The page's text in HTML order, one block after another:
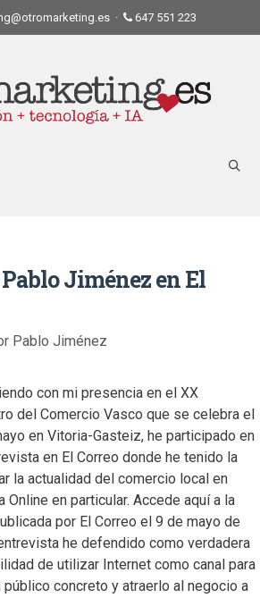
· 647 551 223
Jiménez en El
Pablo Jiménez
con mi presencia en el XX
del Comercio Vasco que se celebra el
en Vitoria-Gasteiz, he participado en
en El Correo donde he tenido la
la actualidad del comercio local en
Online en particular. Accede aquí a la
por El Correo el 9 de mayo de
he defendido como verdadera
de utilizar Internet como canal para
público concreto y atraerlo al negocio a